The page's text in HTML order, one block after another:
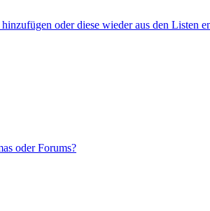
oder diese wieder aus den Listen
oder Forums?